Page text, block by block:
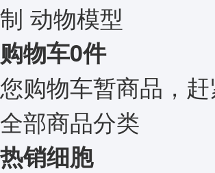
制 动物模型
购物车0件
您购物车暂商品，
全部商品分类
热销细胞